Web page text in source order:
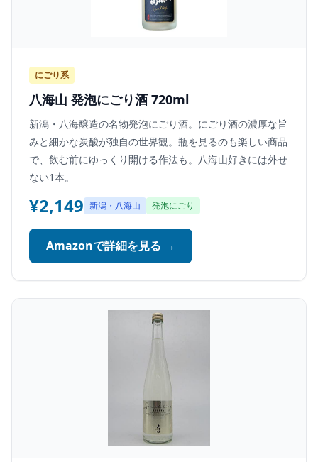
にごり系
八海山 発泡にごり酒 720ml
新潟・八海醸造の名物発泡にごり酒。にごり酒の濃厚な旨
みと細かな炭酸が独自の世界観。瓶を見るのも楽しい商品
で、飲む前にゆっくり開ける作法も。八海山好きには外せ
ない1本。
¥2,149 新潟・八海山 発泡にごり
Amazonで詳細を見る →